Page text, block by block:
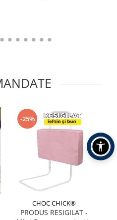
-25%
CHOC CHICK®
PRODUS RESIGILAT -